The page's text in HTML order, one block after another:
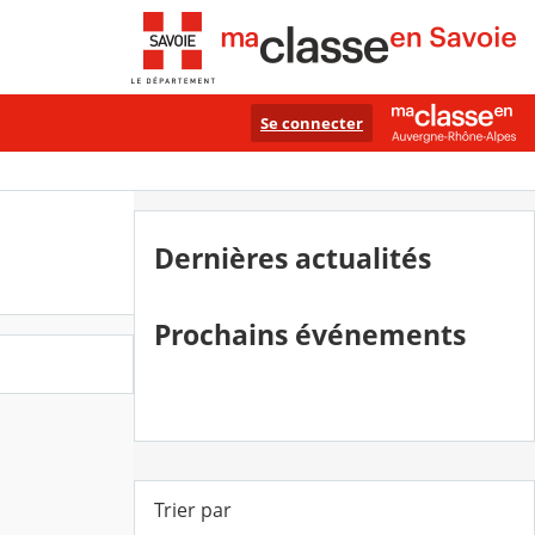
Se connecter
Dernières actualités
Prochains événements
Trier par